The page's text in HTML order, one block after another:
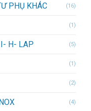
PHỤ KHÁC (16)
(1)
H- LAP (5)
(1)
(2)
(4)